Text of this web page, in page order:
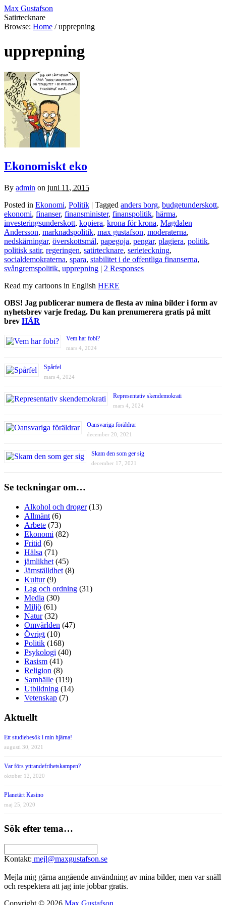
Max Gustafson
Satirtecknare
Browse: Home / upprepning
upprepning
Ekonomiskt eko
By admin on juni 11, 2015
Posted in Ekonomi, Politik | Tagged anders borg, budgetunderskott,
ekonomi, finanser, finansminister, finanspolitik, härma,
investeringsunderskott, kopiera, krona för krona, Magdalen
Andersson, marknadspolitik, max gustafson, moderaterna,
nedskärningar, överskottsmål, papegoja, pengar, plagiera, politik,
politisk satir, regeringen, satirtecknare, serieteckning,
socialdemokraterna, spara, stabilitet i de offentliga finanserna,
svångremspolitik, upprepning | 2 Responses
Read my cartoons in English HERE
OBS! Jag publicerar numera de flesta av mina bilder i form av
nyhetsbrev varje fredag. Du kan prenumerera gratis på mitt
brev HÄR
Vem har fobi?
mars 4, 2024
Spårfel
mars 4, 2024
Representativ skendemokrati
mars 4, 2024
Oansvariga föräldrar
december 20, 2021
Skam den som ger sig
december 17, 2021
Se teckningar om…
Alkohol och droger(13)
Allmänt (6)
Arbete (73)
Ekonomi (82)
Fritid (6)
Hälsa (71)
jämlikhet (45)
Jämställdhet (8)
Kultur(9)
Lag och ordning (31)
Media (30)
Miljö (61)
Natur(32)
Omvärlden (47)
Övrigt (10)
Politik (168)
Psykologi (40)
Rasism (41)
Religion (8)
Samhälle (119)
Utbildning (14)
Vetenskap (7)
Aktuellt
Ett studiebesök i min hjärna!
augusti 30, 2021
Var förs yttrandefrihetskampen?
oktober 12, 2020
Planetärt Kasino
maj 25, 2020
Sök efter tema…
Kontakt: mejl@maxgustafson.se
Mejla mig gärna angående användning av mina bilder, men var snäll
och respektera att jag inte jobbar gratis.
Copyright © 2026 Max Gustafson